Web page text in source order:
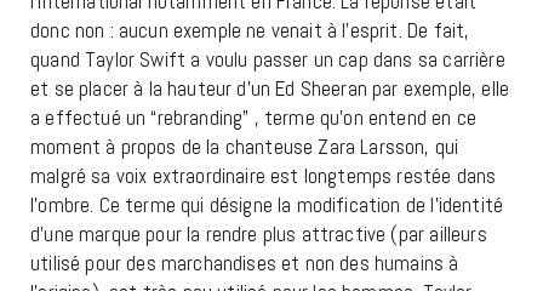
donc non : aucun exemple ne venait à l’esprit. De fait,
quand Taylor Swift a voulu passer un cap dans sa carrière
et se placer à la hauteur d’un Ed Sheeran par exemple, elle
a effectué un “rebranding” , terme qu’on entend en ce
moment à propos de la chanteuse Zara Larsson, qui
malgré sa voix extraordinaire est longtemps restée dans
l’ombre. Ce terme qui désigne la modification de l’identité
d’une marque pour la rendre plus attractive (par ailleurs
utilisé pour des marchandises et non des humains à